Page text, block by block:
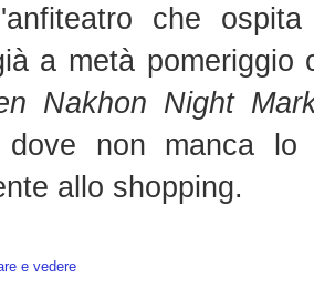
che
a metà pomeriggio
Nakhon Night
dove non manca
allo shopping.